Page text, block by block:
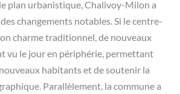
plan urbanistique, Chalivoy-Milon a
changements notables. Si le centre-
charme traditionnel, de nouveaux
vu le jour en périphérie, permettant
habitants et de soutenir la
Parallèlement, la commune a